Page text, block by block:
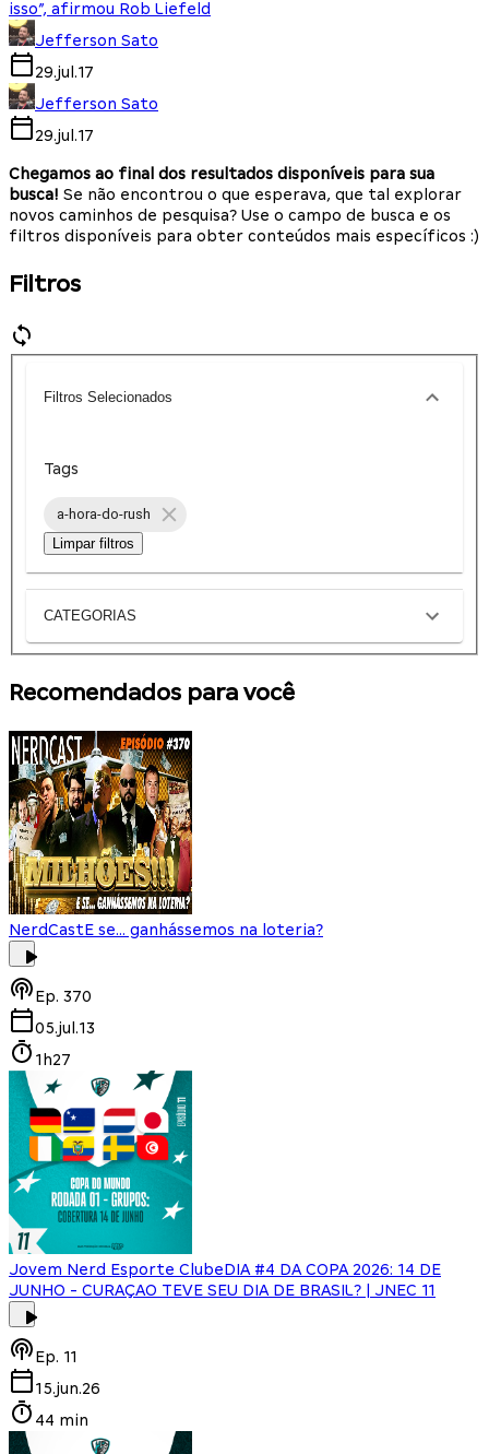
isso”, afirmou Rob Liefeld
Jefferson Sato
29.jul.17
Jefferson Sato
29.jul.17
Chegamos ao final dos resultados disponíveis para sua
busca! Se não encontrou o que esperava, que tal explorar
novos caminhos de pesquisa? Use o campo de busca e os
filtros disponíveis para obter conteúdos mais específicos :)
Filtros
Filtros Selecionados
Tags
a-hora-do-rush
Limpar filtros
CATEGORIAS
Recomendados para você
NerdCastE se... ganhássemos na loteria?
Ep. 370
05.jul.13
1h27
Jovem Nerd Esporte ClubeDIA #4 DA COPA 2026: 14 DE
JUNHO - CURAÇAO TEVE SEU DIA DE BRASIL? | JNEC 11
Ep. 11
15.jun.26
44 min